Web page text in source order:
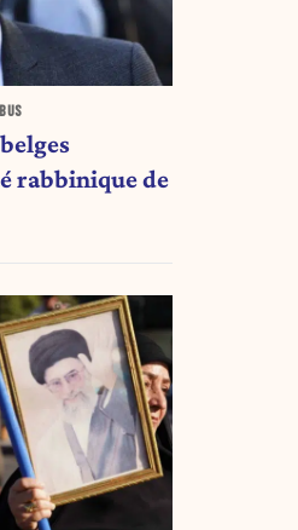
rabbinique de